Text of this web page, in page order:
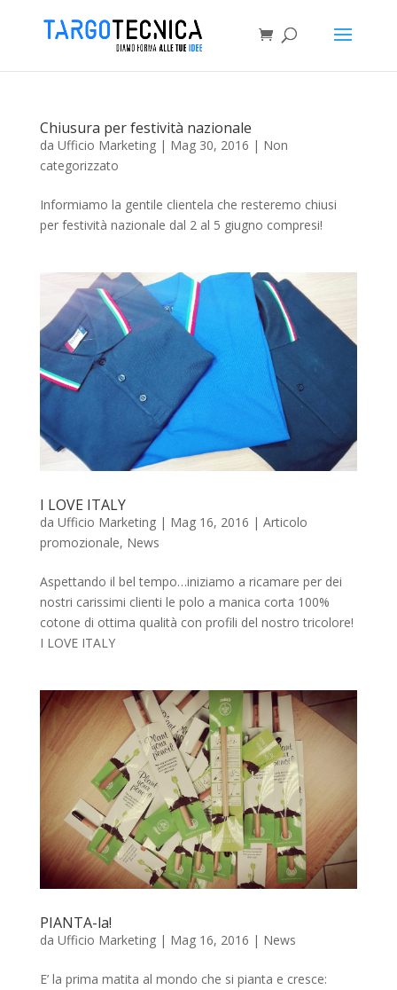
Chiusura per festività nazionale
da Ufficio Marketing| Mag 30, 2016 | Non
categorizzato
Informiamo la gentile clientela che resteremo chiusi
per festività nazionale dal 2 al 5 giugno compresi!
I LOVE ITALY
da Ufficio Marketing| Mag 16, 2016 | Articolo
promozionale, News
Aspettando il bel tempo…iniziamo a ricamare per dei
nostri carissimi clienti le polo a manica corta 100%
cotone di ottima qualità con profili del nostro tricolore!
I LOVE ITALY
PIANTA-la!
da Ufficio Marketing| Mag 16, 2016 | News
E’ la prima matita al mondo che si pianta e cresce: